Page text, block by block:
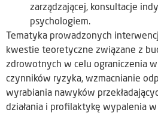
zarządzającej, konsultacje
psychologiem.
Tematyka prowadzonych
kwestie teoretyczne związane z
zdrowotnych w celu ograniczenia
czynników ryzyka, wzmacnianie
wyrabiania nawyków
działania i profilaktykę wypalenia